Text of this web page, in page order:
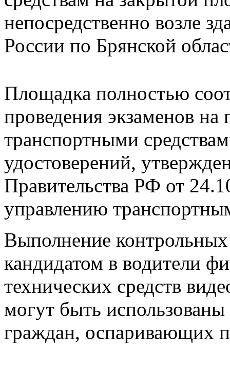
непосредственно
России по Брянской
Площадка полностью
проведения экзаменов на
транспортными
удостоверений,
Правительства РФ от
управлению
Выполнение контрольных
кандидатом в водители
технических средств
могут быть
граждан, оспаривающих